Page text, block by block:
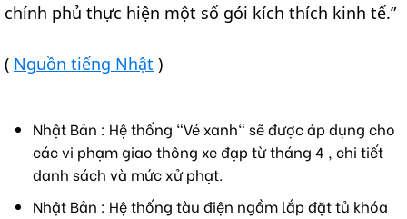
chính phủ thực hiện một số gói kích thích kinh tế.”
( Nguồn tiếng Nhật )
Nhật Bản : Hệ thống "Vé xanh" sẽ được áp dụng cho
các vi phạm giao thông xe đạp từ tháng 4 , chi tiết
danh sách và mức xử phạt.
Nhật Bản : Hệ thống tàu điện ngầm lắp đặt tủ khóa